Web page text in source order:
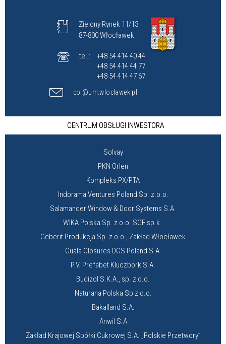
Zielony Rynek 11/13
87-800 Włocławek
tel.:
+48 54 414 40 44
+48 54 414 44 77
+48 54 414 47 67
coi@um.wloclawek.pl
CENTRUM OBSŁUGI INWESTORA
Solvay
PKN Orlen
Kompleks PX/PTA
Indorama Ventures Poland Sp. z.o.o.
Salamander Window & Door Systems S.A.
WIKA Polska Sp. z o.o. SGF sp.k .
Geberit Produkcja Sp. z o.o., Zakład Włocławek
Guala Closures DGS Poland S.A.
P.V. Prefabet Kluczbork S.A.
Budizol S.K.A., sp. z o.o.
Naturana Polska Sp z o.o.
Bakalland S.A.
Anwil S.A
Zakład Krajowej Spółki Cukrowej S.A. „Polskie Przetwory”